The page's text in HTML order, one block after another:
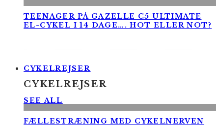
TEENAGER PÅ GAZELLE C5 ULTIMATE
EL-CYKEL I 14 DAGE…. HOT ELLER NOT?
CYKELREJSER
CYKELREJSER
SEE ALL
FÆLLESTRÆNING MED CYKELNERVEN